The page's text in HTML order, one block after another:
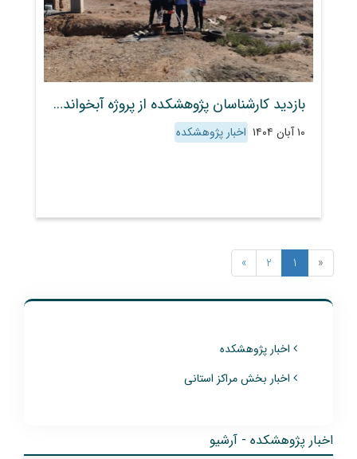
بازدید کارشناسان پژوهشکده از پروژه آبخوانداری خشکه‌رود ساوه
۱۰ آبان ۱۴۰۴ اخبار پژوهشکده
«
1
2
»
اخبار پژوهشکده
اخبار بخش مراکز استانی
اخبار پژوهشکده - آرشیو